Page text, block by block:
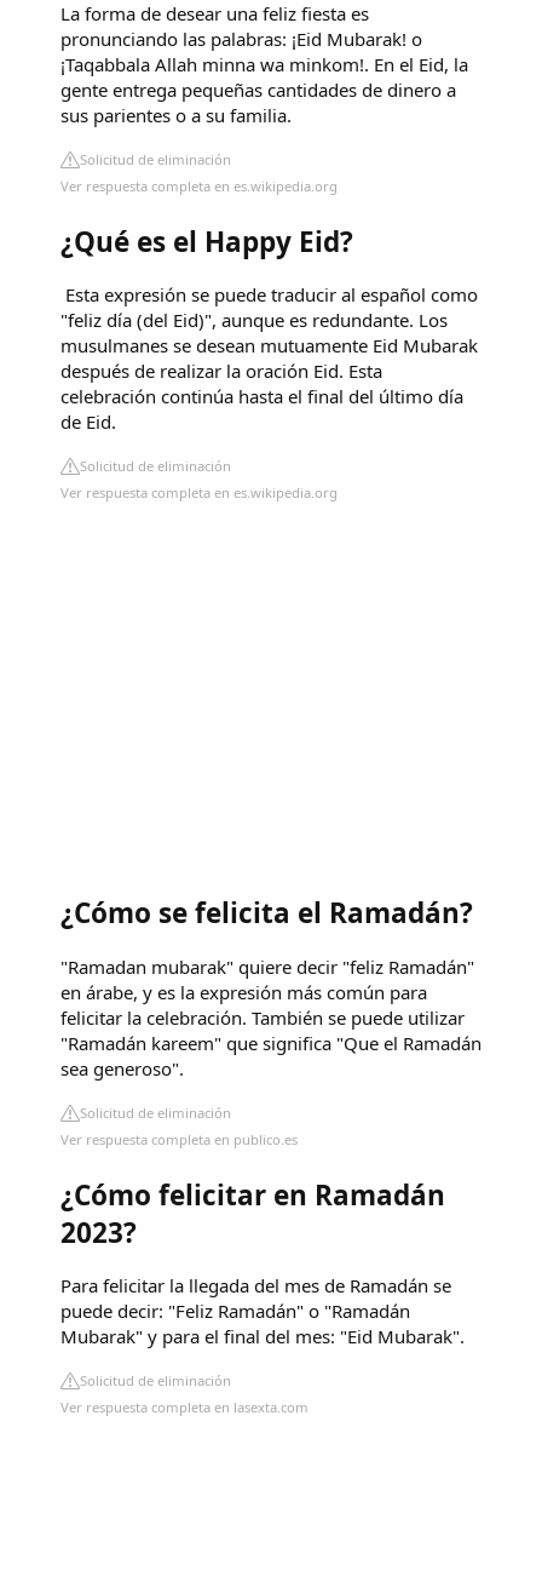
La forma de desear una feliz fiesta es
pronunciando las palabras: ¡Eid Mubarak! o
¡Taqabbala Allah minna wa minkom!. En el Eid, la
gente entrega pequeñas cantidades de dinero a
sus parientes o a su familia.
Solicitud de eliminación
Ver respuesta completa en es.wikipedia.org
¿Qué es el Happy Eid?
​ Esta expresión se puede traducir al español como
"feliz día (del Eid)", aunque es redundante. Los
musulmanes se desean mutuamente Eid Mubarak
después de realizar la oración Eid. Esta
celebración continúa hasta el final del último día
de Eid.
Solicitud de eliminación
Ver respuesta completa en es.wikipedia.org
¿Cómo se felicita el Ramadán?
"Ramadan mubarak" quiere decir "feliz Ramadán"
en árabe, y es la expresión más común para
felicitar la celebración. También se puede utilizar
"Ramadán kareem" que significa "Que el Ramadán
sea generoso".
Solicitud de eliminación
Ver respuesta completa en publico.es
¿Cómo felicitar en Ramadán
2023?
Para felicitar la llegada del mes de Ramadán se
puede decir: "Feliz Ramadán" o "Ramadán
Mubarak" y para el final del mes: "Eid Mubarak".
Solicitud de eliminación
Ver respuesta completa en lasexta.com